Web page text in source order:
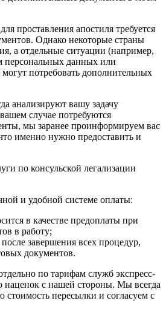
проставления апостиля требуется
Однако некоторые страны
а отдельные ситуации (например,
персональных данных или
потребовать дополнительных
анализируют вашу задачу
случае потребуются
мы заранее проинформируем вас
именно нужно предоставить и
по консульской легализации
и удобной системе оплаты:
в качестве предоплаты при
в работу;
завершения всех процедур,
документов.
по тарифам служб экспресс-
наценок с нашей стороны. Мы всегда
стоимость пересылки и согласуем с